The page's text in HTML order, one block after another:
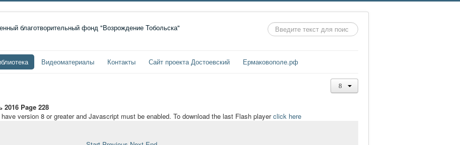
Искать...
Видеоматериалы Контакты Сайт проекта Достоевский Ермаковополе.рф
2016 Page 228
version 8 or greater and Javascript must be enabled. To download the last Flash playerclick here